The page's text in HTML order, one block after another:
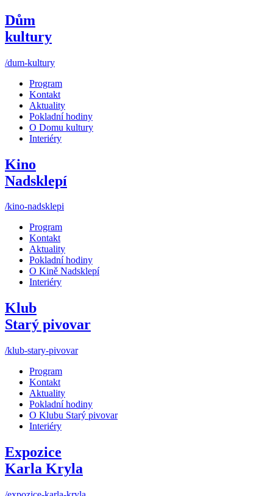
Dům
kultury
/dum-kultury
Program
Kontakt
Aktuality
Pokladní hodiny
O Domu kultury
Interiéry
Kino
Nadsklepí
/kino-nadsklepi
Program
Kontakt
Aktuality
Pokladní hodiny
O Kině Nadsklepí
Interiéry
Klub
Starý pivovar
/klub-stary-pivovar
Program
Kontakt
Aktuality
Pokladní hodiny
O Klubu Starý pivovar
Interiéry
Expozice
Karla Kryla